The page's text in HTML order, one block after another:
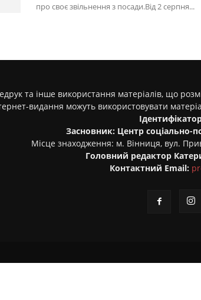
про своє звільнення з посади.Від 2 серпня...
та інше використання матеріалів, що
видання можуть використовувати
Засновник: Центр соціально-
Місце знаходження: м. Вінниця, вул.
Головний редактор
Контактний Email: